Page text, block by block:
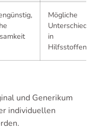
Mögliche
Unterschiede
in
Hilfsstoffen
und Generikum
individuellen